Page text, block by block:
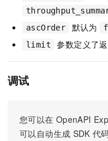
ascOrder 默认为
limit 参数定义了
调试
您可以在 OpenAPI
可以自动生成 SDK 代
千问AI平台-模型体验
在线体验全尺寸、多种模态的模型效
Happy 系列大模型
快速部署 Dify，高效搭建 AI 应用
开发者生态解决方案
AI 开发和 AI 应用解决方案